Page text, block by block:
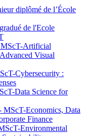
diplômé de l’École
de l'Ecole
Artificial
Visual
Cybersecurity :
Data Science for
Economics, Data
Finance
Environmental